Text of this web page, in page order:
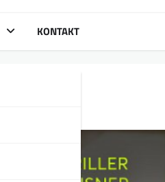
KONTAKT